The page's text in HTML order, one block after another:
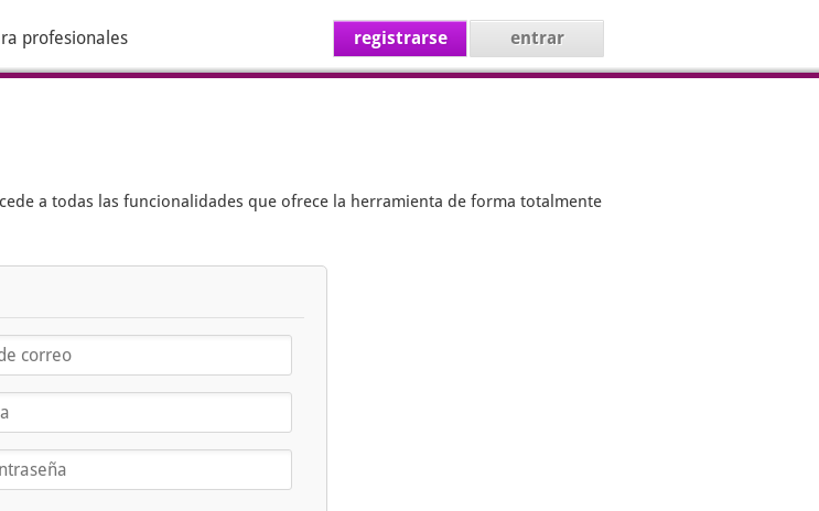
profesionales registrarse entrar
a todas las funcionalidades que ofrece la herramienta de forma totalmente